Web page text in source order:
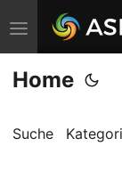
N
a
v
g
Home
Suche